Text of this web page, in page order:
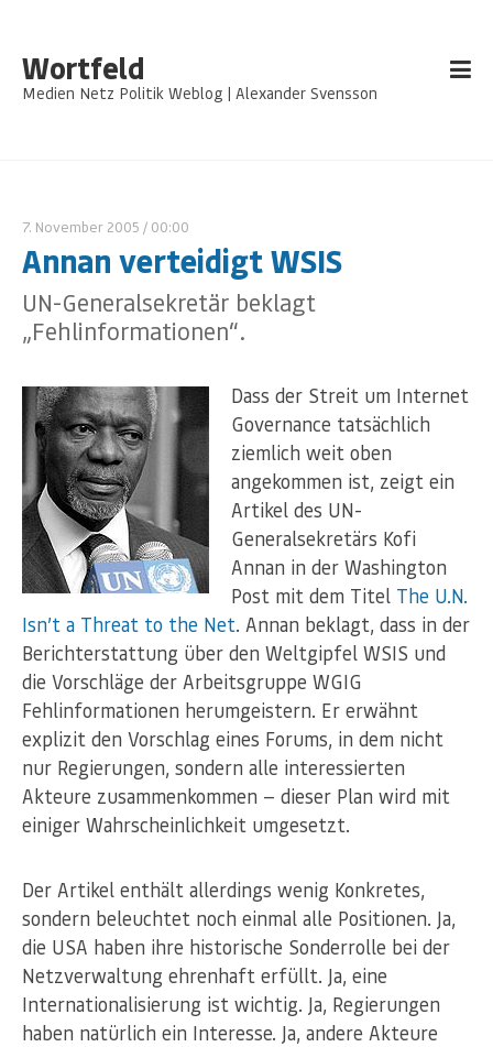
Wortfeld
Medien Netz Politik Weblog | Alexander Svensson
7. November 2005 / 00:00
Annan verteidigt WSIS
UN-Generalsekretär beklagt
„Fehlinformationen“.
Dass der Streit um Internet
Governance tatsächlich
ziemlich weit oben
angekommen ist, zeigt ein
Artikel des UN-
Generalsekretärs Kofi
Annan in der Washington
Post mit dem Titel The U.N.
Isn’t a Threat to the Net. Annan beklagt, dass in der
Berichterstattung über den Weltgipfel WSIS und
die Vorschläge der Arbeitsgruppe WGIG
Fehlinformationen herumgeistern. Er erwähnt
explizit den Vorschlag eines Forums, in dem nicht
nur Regierungen, sondern alle interessierten
Akteure zusammenkommen — dieser Plan wird mit
einiger Wahrscheinlichkeit umgesetzt.
Der Artikel enthält allerdings wenig Konkretes,
sondern beleuchtet noch einmal alle Positionen. Ja,
die USA haben ihre historische Sonderrolle bei der
Netzverwaltung ehrenhaft erfüllt. Ja, eine
Internationalisierung ist wichtig. Ja, Regierungen
haben natürlich ein Interesse. Ja, andere Akteure